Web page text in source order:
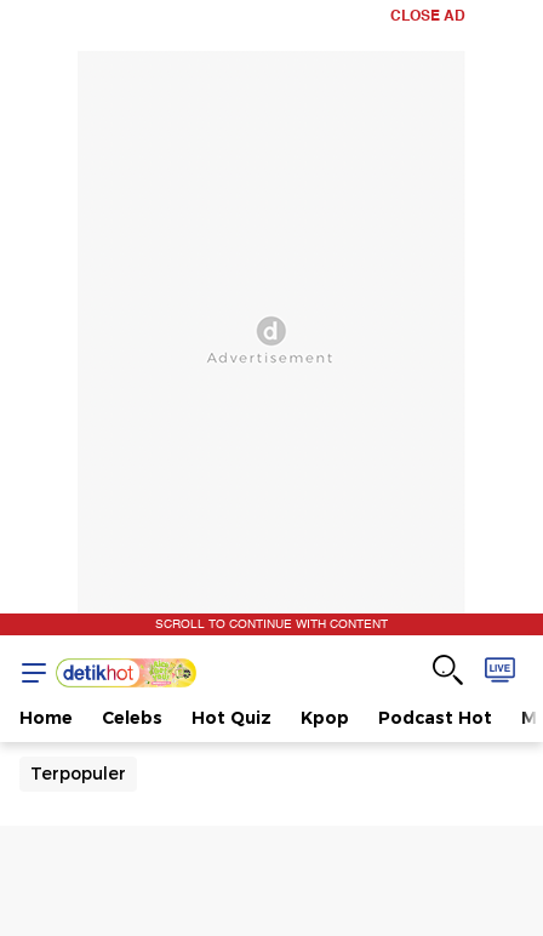
CLOSE AD
SCROLL TO CONTINUE WITH CONTENT
Home Celebs Hot Quiz Kpop Podcast Hot
Terpopuler